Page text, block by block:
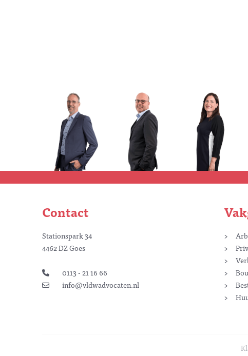
Contact
Stationspark 34
4462 DZ Goes
0113 - 21 16 66
info@vldwadvocaten.nl